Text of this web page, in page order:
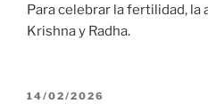
Para celebrar la fertilidad, la
Krishna y Radha.
PUBLICADO
14/02/2026